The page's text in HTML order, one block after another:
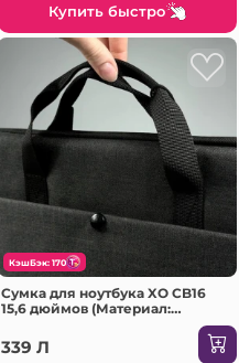
Купить быстро
КэшБэк: 170
Сумка для ноутбука XO CB16
15,6 дюймов (Материал:
339 Л